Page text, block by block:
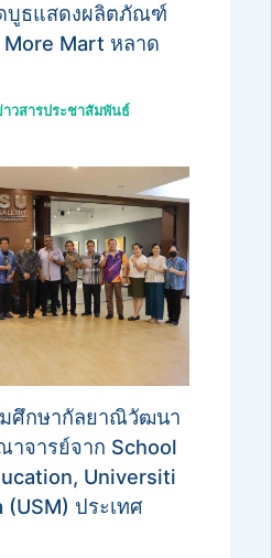
บูธแสดงผลิตภัณฑ์
Mart หลาด
วสารประชาสัมพันธ์
ศึกษากัลยาณิวัฒนา
จารย์จาก School
Universiti
(USM) ประเทศ